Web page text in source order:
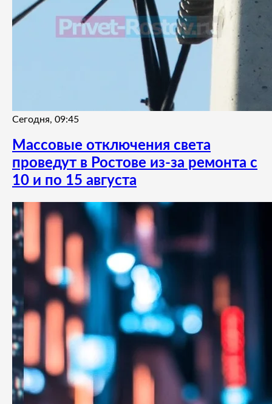
Сегодня, 09:45
Массовые отключения света
проведут в Ростове из-за ремонта с
10 и по 15 августа